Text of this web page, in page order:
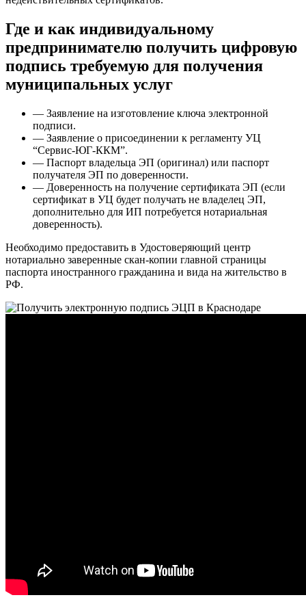
Где и как индивидуальному
предпринимателю получить цифровую
подпись требуемую для получения
муниципальных услуг
— Заявление на изготовление ключа электронной
подписи.
— Заявление о присоединении к регламенту УЦ
“Сервис-ЮГ-ККМ”.
— Паспорт владельца ЭП (оригинал) или паспорт
получателя ЭП по доверенности.
— Доверенность на получение сертификата ЭП (если
сертификат в УЦ будет получать не владелец ЭП,
дополнительно для ИП потребуется нотариальная
доверенность).
Необходимо предоставить в Удостоверяющий центр
нотариально заверенные скан-копии главной страницы
паспорта иностранного гражданина и вида на жительство в
РФ.